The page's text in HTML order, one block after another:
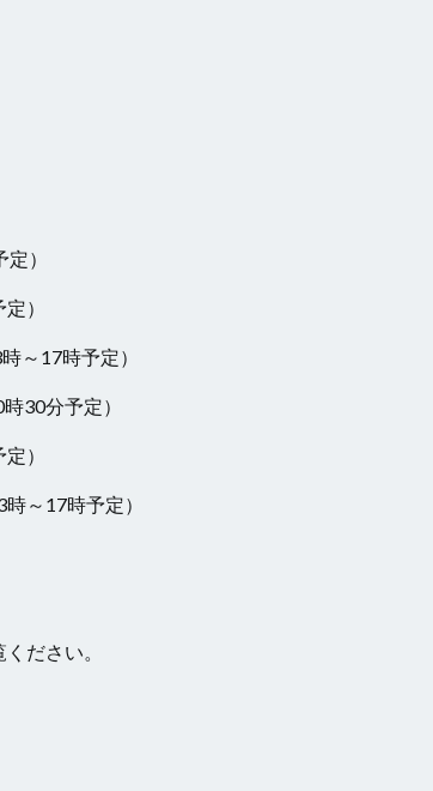
）
）
17時予定）
30分予定）
）
～17時予定）
ださい。